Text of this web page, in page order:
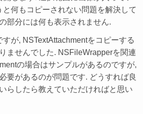
と何もコピーされない問題を解決して
部分には何も表示されません.
が, NSTextAttachmentをコピーする
ませんでした. NSFileWrapperを関連
の場合はサンプルがあるのですが,
要があるのが問題です. どうすれば良
らしたら教えていただければと思い